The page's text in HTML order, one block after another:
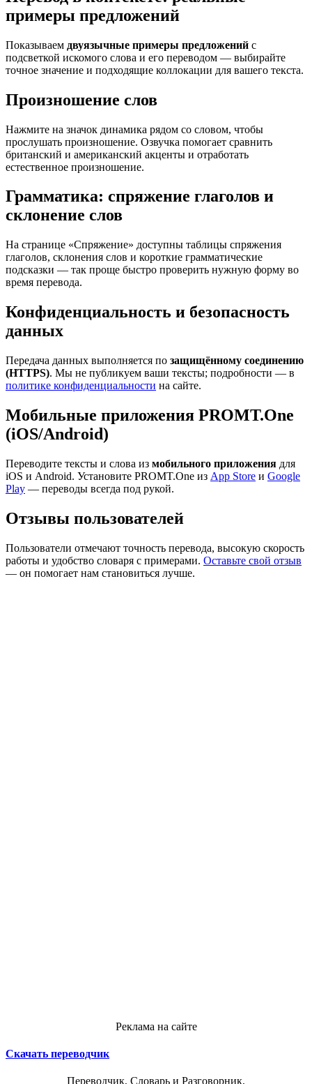
примеры предложений
Показываем двуязычные примеры предложений с
подсветкой искомого слова и его переводом — выбирайте
точное значение и подходящие коллокации для вашего текста.
Произношение слов
Нажмите на значок динамика рядом со словом, чтобы
прослушать произношение. Озвучка помогает сравнить
британский и американский акценты и отработать
естественное произношение.
Грамматика: спряжение глаголов и
склонение слов
На странице «Спряжение» доступны таблицы спряжения
глаголов, склонения слов и короткие грамматические
подсказки — так проще быстро проверить нужную форму во
время перевода.
Конфиденциальность и безопасность
данных
Передача данных выполняется по защищённому соединению
(HTTPS). Мы не публикуем ваши тексты; подробности — в
политике конфиденциальности на сайте.
Мобильные приложения PROMT.One
(iOS/Android)
Переводите тексты и слова из мобильного приложения для
iOS и Android. Установите PROMT.One из App Store и Google
Play — переводы всегда под рукой.
Отзывы пользователей
Пользователи отмечают точность перевода, высокую скорость
работы и удобство словаря с примерами. Оставьте свой отзыв
— он помогает нам становиться лучше.
Реклама на сайте
Скачать переводчик
Переводчик, Словарь и Разговорник,